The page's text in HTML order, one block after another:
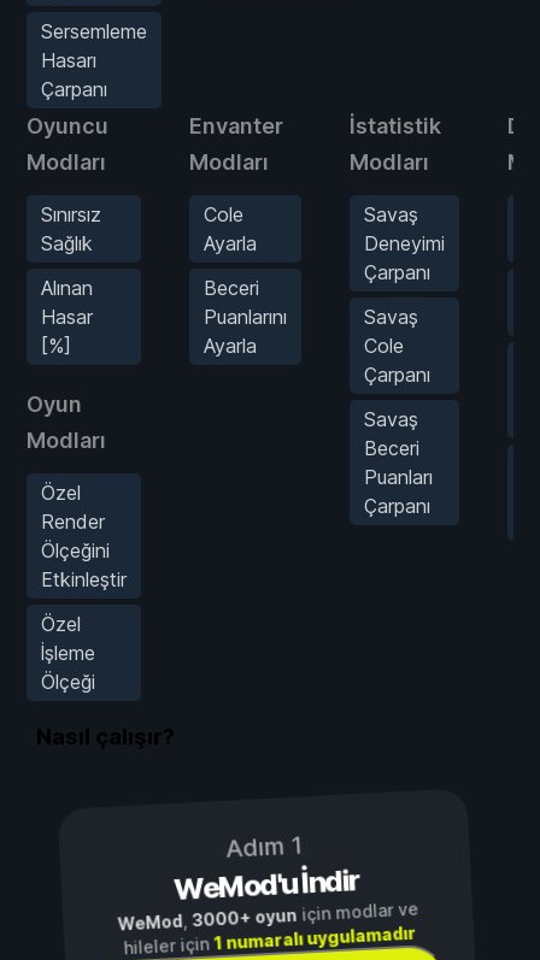
Sersemleme
Hasarı
Çarpanı
Oyuncu
Modları
Sınırsız
Sağlık
Alınan
Hasar
[%]
Oyun
Modları
Özel
Render
Ölçeğini
Etkinleştir
Özel
İşleme
Ölçeği
Envanter
Modları
Cole
Ayarla
Beceri
Puanlarını
Ayarla
İstatistik
Modları
Savaş
Deneyimi
Çarpanı
Savaş
Cole
Çarpanı
Savaş
Beceri
Puanları
Çarpanı
Nasıl çalışır?
Adım 1
WeMod'u İndir
WeMod,3000+ oyuniçin modlar ve
hileler için1 numaralı uygulamadır